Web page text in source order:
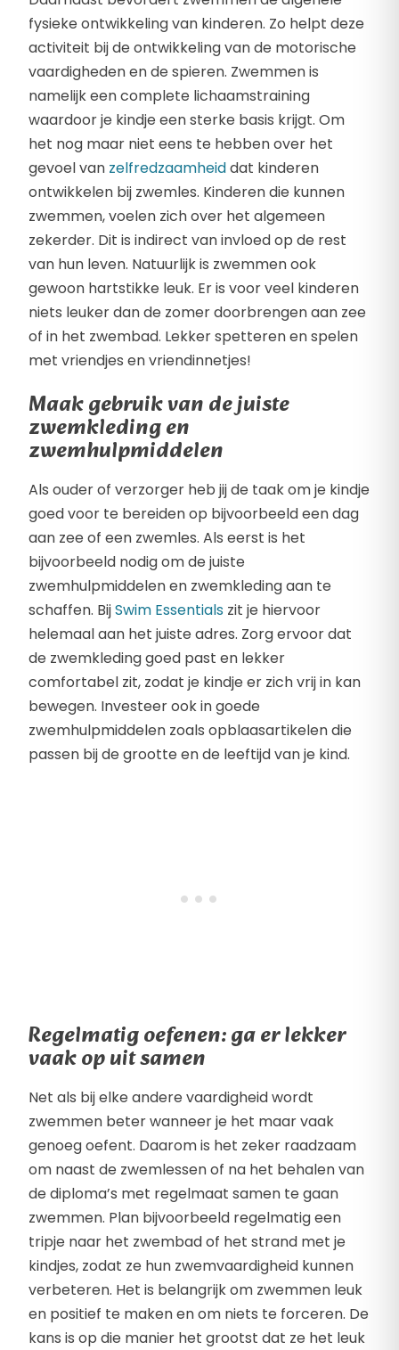
fysieke ontwikkeling van kinderen. Zo helpt deze
activiteit bij de ontwikkeling van de motorische
vaardigheden en de spieren. Zwemmen is
namelijk een complete lichaamstraining
waardoor je kindje een sterke basis krijgt. Om
het nog maar niet eens te hebben over het
gevoel van zelfredzaamheiddat kinderen
ontwikkelen bij zwemles. Kinderen die kunnen
zwemmen, voelen zich over het algemeen
zekerder. Dit is indirect van invloed op de rest
van hun leven. Natuurlijk is zwemmen ook
gewoon hartstikke leuk. Er is voor veel kinderen
niets leuker dan de zomer doorbrengen aan zee
of in het zwembad. Lekker spetteren en spelen
met vriendjes en vriendinnetjes!
Maak gebruik van de juiste
zwemkleding en
zwemhulpmiddelen
Als ouder of verzorger heb jij de taak om je kindje
goed voor te bereiden op bijvoorbeeld een dag
aan zee of een zwemles. Als eerst is het
bijvoorbeeld nodig om de juiste
zwemhulpmiddelen en zwemkleding aan te
schaffen. BijSwim Essentials zit je hiervoor
helemaal aan het juiste adres. Zorg ervoor dat
de zwemkleding goed past en lekker
comfortabel zit, zodat je kindje er zich vrij in kan
bewegen. Investeer ook in goede
zwemhulpmiddelen zoals opblaasartikelen die
passen bij de grootte en de leeftijd van je kind.
Regelmatig oefenen: ga er lekker
vaak op uit samen
Net als bij elke andere vaardigheid wordt
zwemmen beter wanneer je het maar vaak
genoeg oefent. Daarom is het zeker raadzaam
om naast de zwemlessen of na het behalen van
de diploma’s met regelmaat samen te gaan
zwemmen. Plan bijvoorbeeld regelmatig een
tripje naar het zwembad of het strand met je
kindjes, zodat ze hun zwemvaardigheid kunnen
verbeteren. Het is belangrijk om zwemmen leuk
en positief te maken en om niets te forceren. De
kans is op die manier het grootst dat ze het leuk